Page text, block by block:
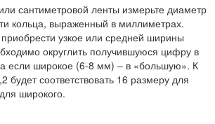
сантиметровой ленты измерьте диаметр
кольца, выраженный в миллиметрах.
узкое или средней ширины
округлить получившуюся цифру в
если широкое (6-8 мм) – в «большую». К
будет соответствовать 16 размеру для
широкого.